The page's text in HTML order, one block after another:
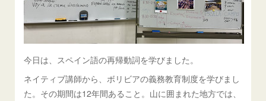
今日は、スペイン語の再帰動詞を学びました。
ネイティブ講師から、ボリビアの義務教育制度を学びまし
た。その期間は12年間あること。山に囲まれた地方では、